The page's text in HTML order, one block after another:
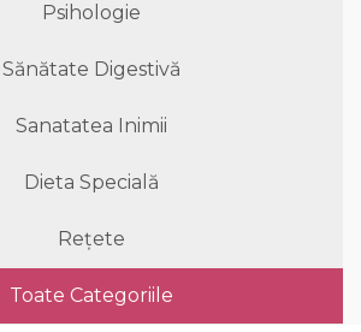
Psihologie
Sănătate Digestivă
Sanatatea Inimii
Dieta Specială
Rețete
Toate Categoriile